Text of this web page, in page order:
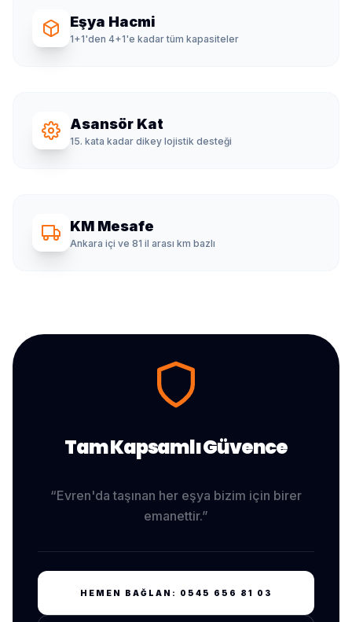
Eşya Hacmi
1+1'den 4+1'e kadar tüm kapasiteler
Asansör Kat
15. kata kadar dikey lojistik desteği
KM Mesafe
Ankara içi ve 81 il arası km bazlı
Tam Kapsamlı Güvence
“Evren'da taşınan her eşya bizim için birer
emanettir.”
HEMEN BAĞLAN: 0545 656 81 03